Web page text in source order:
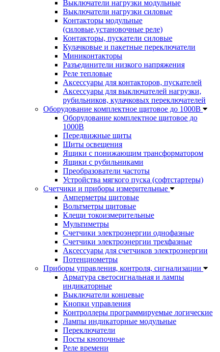
Выключатели нагрузки модульные
Выключатели нагрузки силовые
Контакторы модульные
(силовые,установочные реле)
Контакторы, пускатели силовые
Кулачковые и пакетные переключатели
Миниконтакторы
Разъединители низкого напряжения
Реле тепловые
Аксессуары для контакторов, пускателей
Аксессуары для выключателей нагрузки,
рубильников, кулачковых переключателей
Оборудование комплектное щитовое до 1000В
Оборудование комплектное щитовое до
1000В
Передвижные щиты
Щиты освещения
Ящики с понижающим трансформатором
Ящики с рубильниками
Преобразователи частоты
Устройства мягкого пуска (софтстартеры)
Счетчики и приборы измерительные
Амперметры щитовые
Вольтметры щитовые
Клещи токоизмерительные
Мультиметры
Счетчики электроэнергии однофазные
Счетчики электроэнергии трехфазные
Аксессуары для счетчиков электроэнергии
Потенциометры
Приборы управления, контроля, сигнализации
Арматура светосигнальная и лампы
индикаторные
Выключатели концевые
Кнопки управления
Контроллеры программируемые логические
Лампы индикаторные модульные
Переключатели
Посты кнопочные
Реле времени